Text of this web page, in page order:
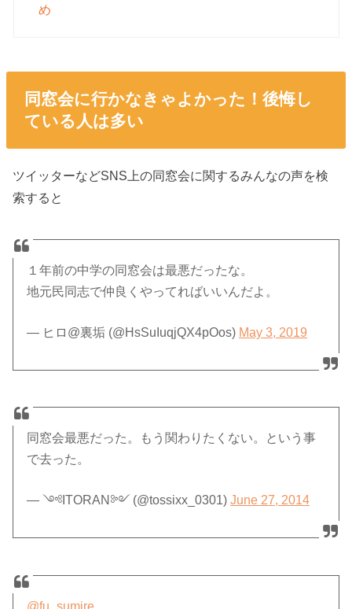
め
同窓会に行かなきゃよかった！後悔し
ている人は多い
ツイッターなどSNS上の同窓会に関するみんなの声を検
索すると
１年前の中学の同窓会は最悪だったな。
地元民同志で仲良くやってればいいんだよ。
— ヒロ@裏垢 (@HsSuIuqjQX4pOos) May 3, 2019
同窓会最悪だった。もう関わりたくない。という事
で去った。
— ༺ITORAN༻ (@tossixx_0301)June 27, 2014
@fu_sumire